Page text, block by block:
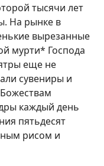
тысячи лет
На рынке в
вырезанные
мурти* Господа
еще не
сувениры и
каждый день
пятьдесят
рисом и